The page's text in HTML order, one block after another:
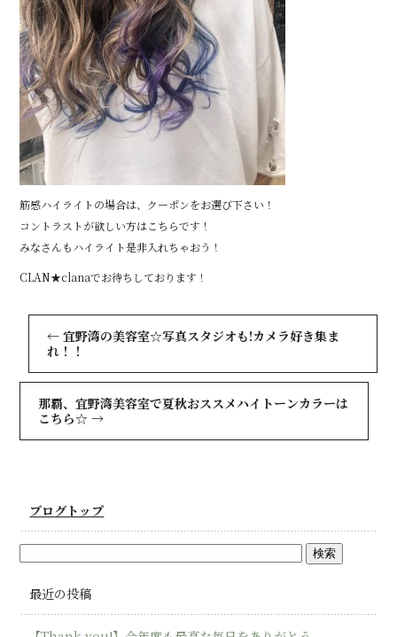
筋感ハイライトの場合は、クーポンをお選び下さい！
コントラストが欲しい方はこちらです！
みなさんもハイライト是非入れちゃおう！
CLAN★clanaでお待ちしております！
← 宜野湾の美容室☆写真スタジオも!カメラ好き集ま
れ！！
那覇、宜野湾美容室で夏秋おススメハイトーンカラーは
こちら☆→
ブログトップ
最近の投稿